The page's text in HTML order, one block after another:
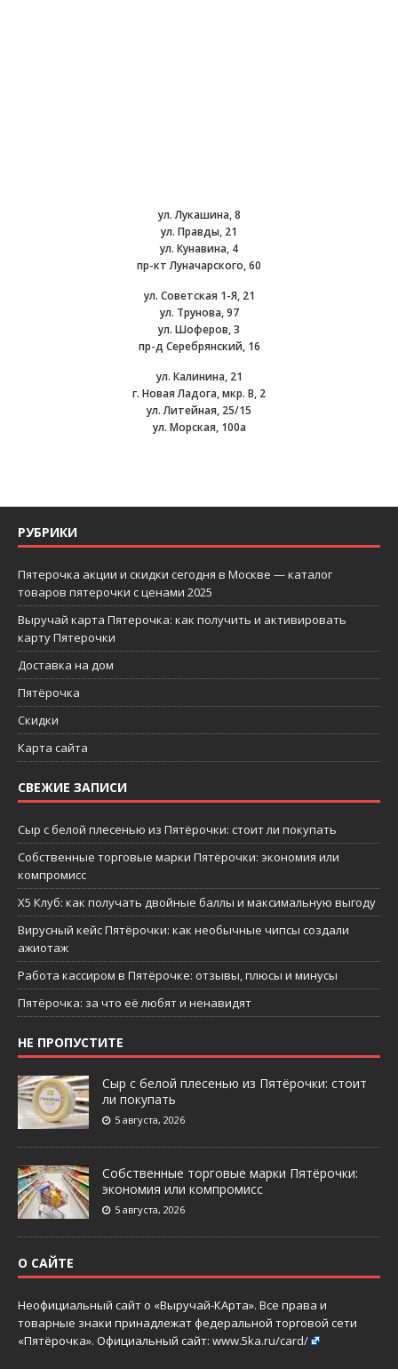
ул. Лукашина, 8
ул. Правды, 21
ул. Кунавина, 4
пр-кт Луначарского, 60
ул. Советская 1-Я, 21
ул. Трунова, 97
ул. Шоферов, 3
пр-д Серебрянский, 16
ул. Калинина, 21
г. Новая Ладога, мкр. В, 2
ул. Литейная, 25/15
ул. Морская, 100а
РУБРИКИ
Пятерочка акции и скидки сегодня в Москве — каталог
товаров пятерочки с ценами 2025
Выручай карта Пятерочка: как получить и активировать
карту Пятерочки
Доставка на дом
Пятёрочка
Скидки
Карта сайта
СВЕЖИЕ ЗАПИСИ
Сыр с белой плесенью из Пятёрочки: стоит ли покупать
Собственные торговые марки Пятёрочки: экономия или
компромисс
X5 Клуб: как получать двойные баллы и максимальную выгоду
Вирусный кейс Пятёрочки: как необычные чипсы создали
ажиотаж
Работа кассиром в Пятёрочке: отзывы, плюсы и минусы
Пятёрочка: за что её любят и ненавидят
НЕ ПРОПУСТИТЕ
Сыр с белой плесенью из Пятёрочки: стоит
ли покупать
5 августа, 2026
Собственные торговые марки Пятёрочки:
экономия или компромисс
5 августа, 2026
О САЙТЕ
Неофициальный сайт о «Выручай-КАрта». Все права и
товарные знаки принадлежат федеральной торговой сети
«Пятёрочка». Официальный сайт: www.5ka.ru/card/